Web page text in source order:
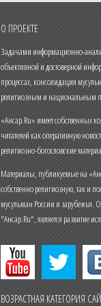
О ПРОЕКТЕ
Задачами информационно-
объективной и достоверной
процессах, консолидация
религиозным и национальным
«Ансар.Ru» имеет собственных
читателей как оперативную
религиозно-богословские
Материалы, публикуемые на
собственно религиозную, так и
мусульман России и зарубежья.
"Ансар.Ru", является развитие
ВОЗРАСТНАЯ КАТЕГОРИЯ